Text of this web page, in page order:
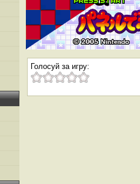
Голосуй за игру: